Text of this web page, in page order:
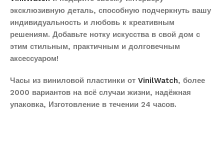
эксклюзивную деталь, способную подчеркнуть вашу
индивидуальность и любовь к креативным
решениям. Добавьте нотку искусства в свой дом с
этим стильным, практичным и долговечным
аксессуаром!
Часы из виниловой пластинки от VinilWatch, более
2000 вариантов на всё случаи жизни, надёжная
упаковка, Изготовление в течении 24 часов.